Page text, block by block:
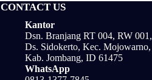
CONTACT US
Kantor
Dsn. Branjang RT 004, RW 001,
Ds. Sidokerto, Kec. Mojowarno,
Kab. Jombang, ID 61475
WhatsApp